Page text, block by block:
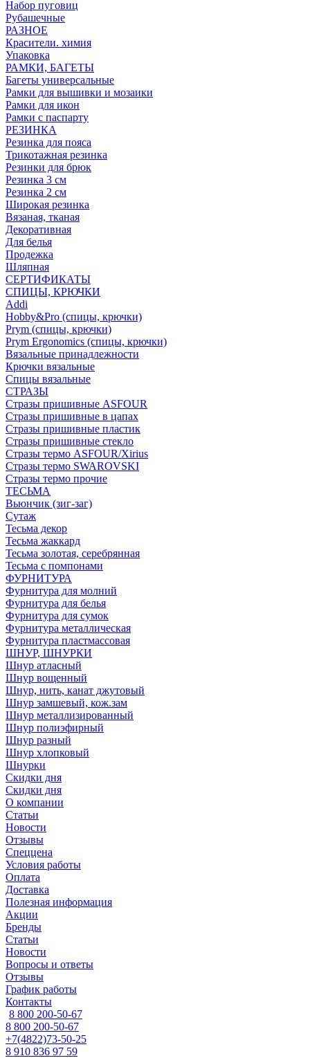
Набор пуговиц
Рубашечные
РАЗНОЕ
Красители. химия
Упаковка
РАМКИ, БАГЕТЫ
Багеты универсальные
Рамки для вышивки и мозаики
Рамки для икон
Рамки с паспарту
РЕЗИНКА
Резинка для пояса
Трикотажная резинка
Резинки для брюк
Резинка 3 см
Резинка 2 см
Широкая резинка
Вязаная, тканая
Декоративная
Для белья
Продежка
Шляпная
СЕРТИФИКАТЫ
СПИЦЫ, КРЮЧКИ
Addi
Hobby&Pro (спицы, крючки)
Prym (спицы, крючки)
Prym Ergonomics (спицы, крючки)
Вязальные принадлежности
Крючки вязальные
Спицы вязальные
СТРАЗЫ
Стразы пришивные ASFOUR
Стразы пришивные в цапах
Стразы пришивные пластик
Стразы пришивные стекло
Стразы термо ASFOUR/Xirius
Стразы термо SWAROVSKI
Стразы термо прочие
ТЕСЬМА
Вьюнчик (зиг-заг)
Сутаж
Тесьма декор
Тесьма жаккард
Тесьма золотая, серебрянная
Тесьма с помпонами
ФУРНИТУРА
Фурнитура для молний
Фурнитура для белья
Фурнитура для сумок
Фурнитура металлическая
Фурнитура пластмассовая
ШНУР, ШНУРКИ
Шнур атласный
Шнур вощенный
Шнур, нить, канат джутовый
Шнур замшевый, кож.зам
Шнур металлизированный
Шнур полиэфирный
Шнур разный
Шнур хлопковый
Шнурки
Скидки дня
Скидки дня
О компании
Статьи
Новости
Отзывы
Спеццена
Условия работы
Оплата
Доставка
Полезная информация
Акции
Бренды
Статьи
Новости
Вопросы и ответы
Отзывы
График работы
Контакты
8 800 200-50-67
8 800 200-50-67
+7(4822)73-50-25
8 910 836 97 59